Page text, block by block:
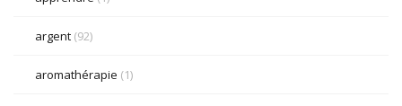
argent (92)
aromathérapie (1)